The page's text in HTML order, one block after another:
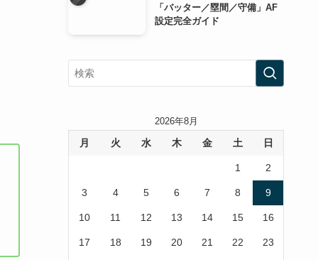
「バッター／塁間／守備」AF
設定完全ガイド
2026年8月
月 火 水 木 金 土 日
1 2
3 4 5 6 7 8 9
10 11 12 13 14 15 16
17 18 19 20 21 22 23